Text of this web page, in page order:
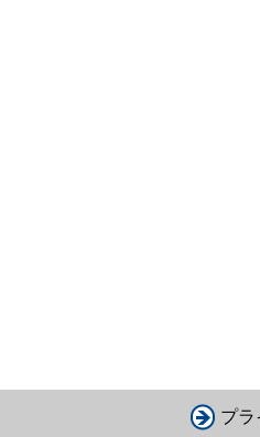
プラ